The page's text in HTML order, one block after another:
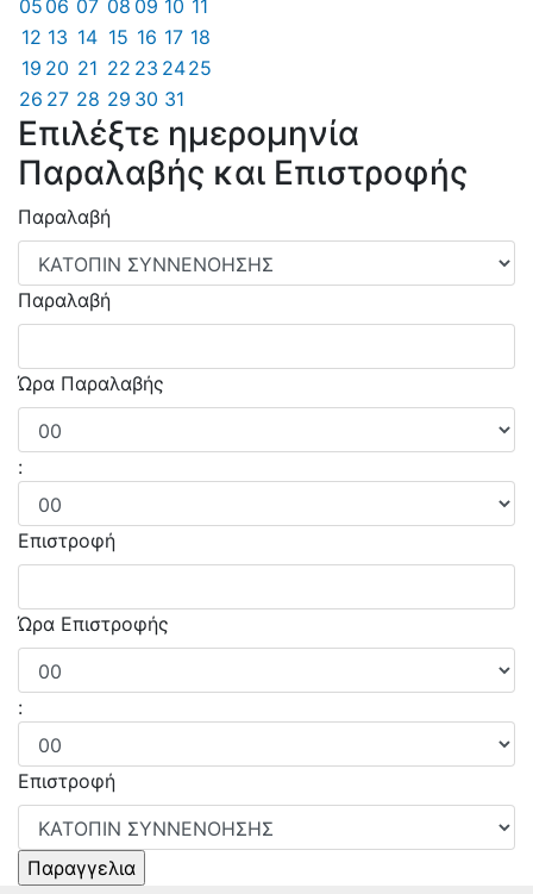
05 06 07 08 09 10 11
12 13 14 15 16 17 18
19 20 21 22 23 2425
26 27 28 29 30 31
Επιλέξτε ημερομηνία
Παραλαβής και Επιστροφής
Παραλαβή
Παραλαβή
Ώρα Παραλαβής
:
Επιστροφή
Ώρα Επιστροφής
:
Επιστροφή